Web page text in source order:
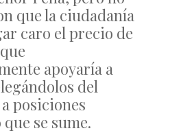
que la ciudadanía
caro el precio de
apoyaría a
del
posiciones
se sume.